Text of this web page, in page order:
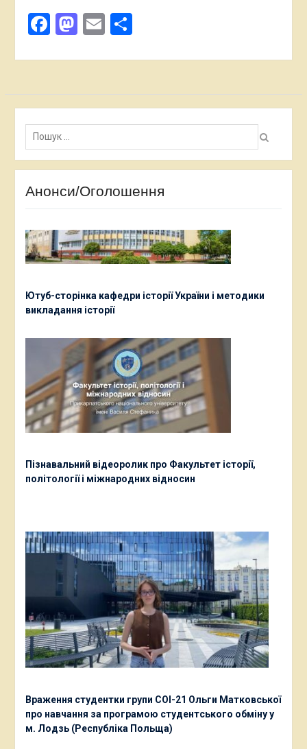
Facebook
Mastodon
EmailПоділитися
Пошук:
Анонси/Оголошення
Ютуб-сторінка кафедри історії України і методики
викладання історії
Пізнавальний відеоролик про Факультет історії,
політології і міжнародних відносин
Враження студентки групи СОІ-21 Ольги Матковської
про навчання за програмою студентського обміну у
м. Лодзь (Республіка Польща)